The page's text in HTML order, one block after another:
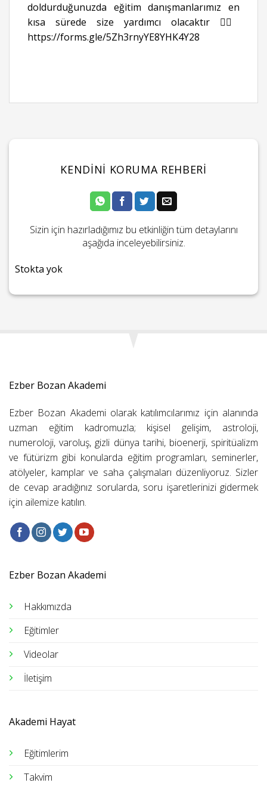
doldurduğunuzda eğitim danışmanlarımız en
kısa sürede size yardımcı olacaktır 👉🏻
https://forms.gle/5Zh3rnyYE8YHK4Y28
KENDINI KORUMA REHBERI
Sizin için hazırladığımız bu etkinliğin tüm detaylarını
aşağıda inceleyebilirsiniz.
Stokta yok
Ezber Bozan Akademi
Ezber Bozan Akademi olarak katılımcılarımız için alanında
uzman eğitim kadromuzla; kişisel gelişim, astroloji,
numeroloji, varoluş, gizli dünya tarihi, bioenerji, spiritüalizm
ve fütürizm gibi konularda eğitim programları, seminerler,
atölyeler, kamplar ve saha çalışmaları düzenliyoruz. Sizler
de cevap aradığınız sorularda, soru işaretlerinizi gidermek
için ailemize katılın.
Ezber Bozan Akademi
Hakkımızda
Eğitimler
Videolar
İletişim
Akademi Hayat
Eğitimlerim
Takvim